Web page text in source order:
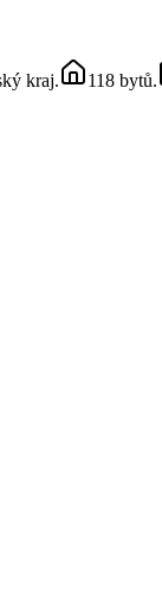
kraj. 118 bytů.